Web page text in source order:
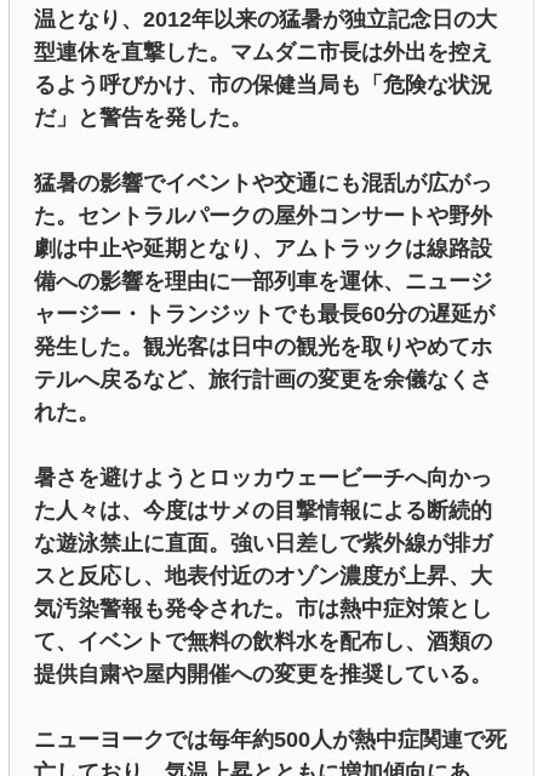
温となり、2012年以来の猛暑が独立記念日の大
型連休を直撃した。マムダニ市長は外出を控え
るよう呼びかけ、市の保健当局も「危険な状況
だ」と警告を発した。
猛暑の影響でイベントや交通にも混乱が広がっ
た。セントラルパークの屋外コンサートや野外
劇は中止や延期となり、アムトラックは線路設
備への影響を理由に一部列車を運休、ニュージ
ャージー・トランジットでも最長60分の遅延が
発生した。観光客は日中の観光を取りやめてホ
テルへ戻るなど、旅行計画の変更を余儀なくさ
れた。
暑さを避けようとロッカウェービーチへ向かっ
た人々は、今度はサメの目撃情報による断続的
な遊泳禁止に直面。強い日差しで紫外線が排ガ
スと反応し、地表付近のオゾン濃度が上昇、大
気汚染警報も発令された。市は熱中症対策とし
て、イベントで無料の飲料水を配布し、酒類の
提供自粛や屋内開催への変更を推奨している。
ニューヨークでは毎年約500人が熱中症関連で死